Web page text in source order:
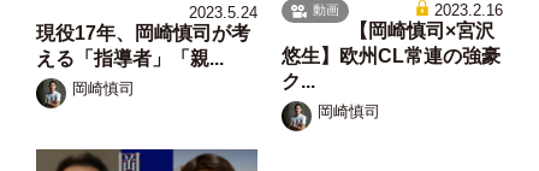
2023.5.24
現役17年、岡崎慎司が考
える「指導者」「親...
岡崎慎司
動画 2023.2.16
【岡崎慎司×宮沢
悠生】欧州CL常連の強豪
ク...
岡崎慎司